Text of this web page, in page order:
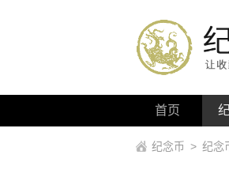
首页
纪念币 > 纪念